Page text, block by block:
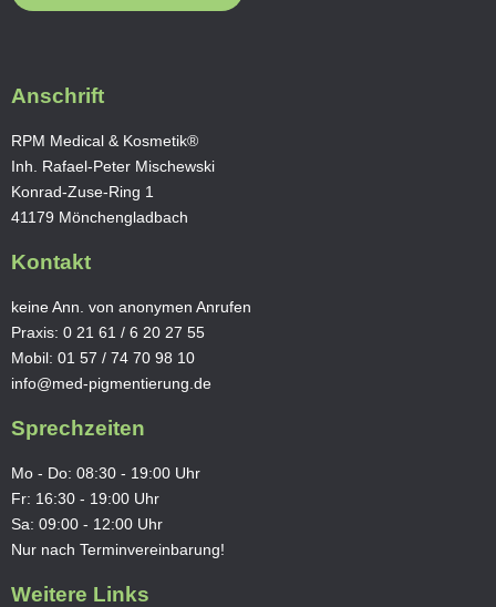
Anschrift
RPM Medical & Kosmetik®
Inh. Rafael-Peter Mischewski
Konrad-Zuse-Ring 1
41179 Mönchengladbach
Kontakt
keine Ann. von anonymen Anrufen
Praxis: 0 21 61 / 6 20 27 55
Mobil: 01 57 / 74 70 98 10
info@med-pigmentierung.de
Sprechzeiten
Mo - Do: 08:30 - 19:00 Uhr
Fr: 16:30 - 19:00 Uhr
Sa: 09:00 - 12:00 Uhr
Nur nach Terminvereinbarung!
Weitere Links